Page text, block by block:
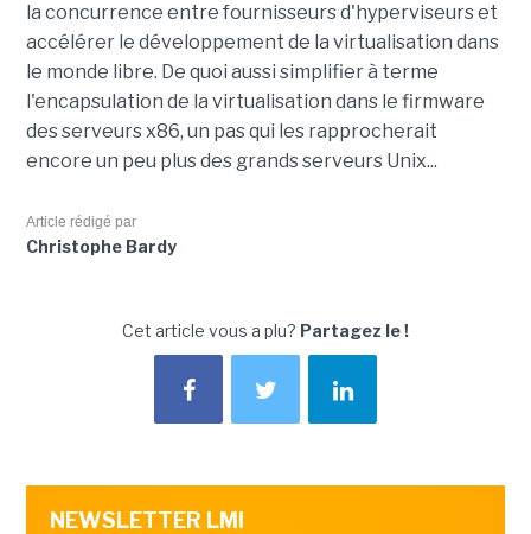
la concurrence entre fournisseurs d'hyperviseurs et
accélérer le développement de la virtualisation dans
le monde libre. De quoi aussi simplifier à terme
l'encapsulation de la virtualisation dans le firmware
des serveurs x86, un pas qui les rapprocherait
encore un peu plus des grands serveurs Unix...
Article rédigé par
Christophe Bardy
Cet article vous a plu? Partagez le !
NEWSLETTER LMI